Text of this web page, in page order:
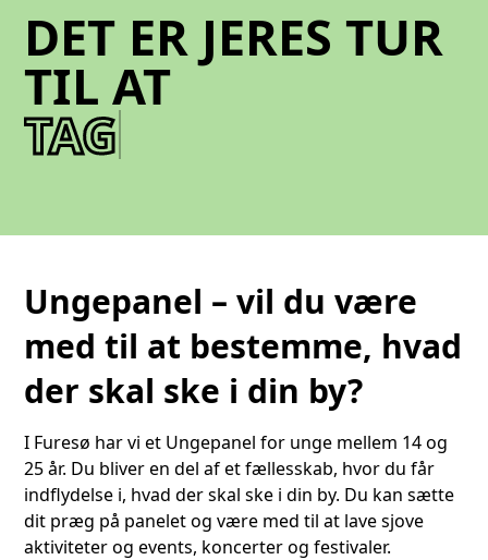
DET ER JERES
DET ER JERES TUR
TIL AT
TAG
Ungepanel – vil du være
med til at bestemme, hvad
der skal ske i din by?
I Furesø har vi et Ungepanel for unge mellem 14 og
25 år. Du bliver en del af et fællesskab, hvor du får
indflydelse i, hvad der skal ske i din by. Du kan sætte
dit præg på panelet og være med til at lave sjove
aktiviteter og events, koncerter og festivaler.